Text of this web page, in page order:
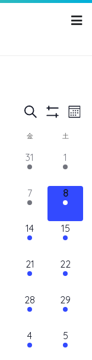
イ
ベ
ン
ト
を
検
索
て
ビ
ゲ
ー
検
Filters
イ
ュ
ナ
金 土
11
イ
ン
31
12
イ
ベ
ン
1
11
イ
ン
7
11
イ
ベ
ン
8
10
イ
ン
14
10
イ
ン
15
9
イ
ン
21
10
イ
ン
22
9
イ
ン
28
10
イ
ン
29
6
イ
4
6
イ
5